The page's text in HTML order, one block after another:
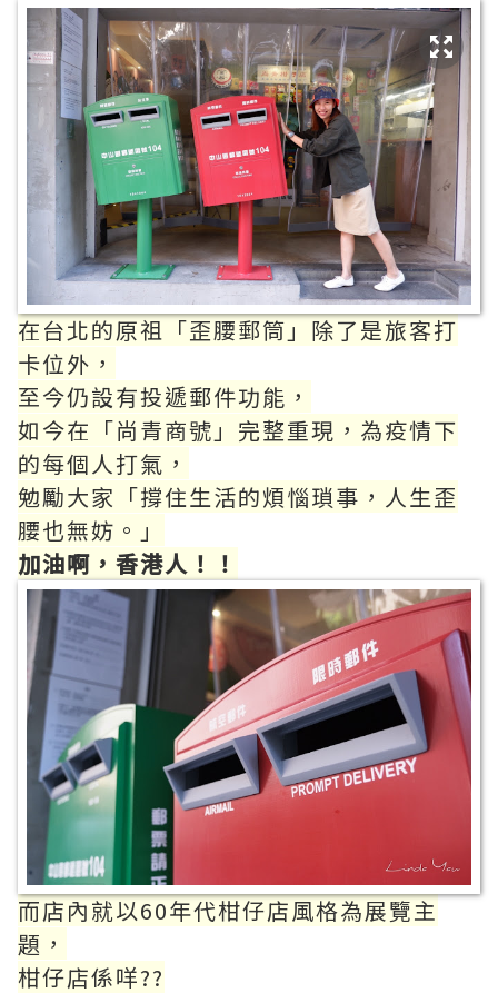
在台北的原祖「歪腰郵筒」除了是旅客打
卡位外，
至今仍設有投遞郵件功能，
如今在「尚青商號」完整重現，為疫情下
的每個人打氣，
勉勵大家「撐住生活的煩惱瑣事，人生歪
腰也無妨。」
加油啊，香港人！！
而店內就以60年代柑仔店風格為展覽主
題，
柑仔店係咩??